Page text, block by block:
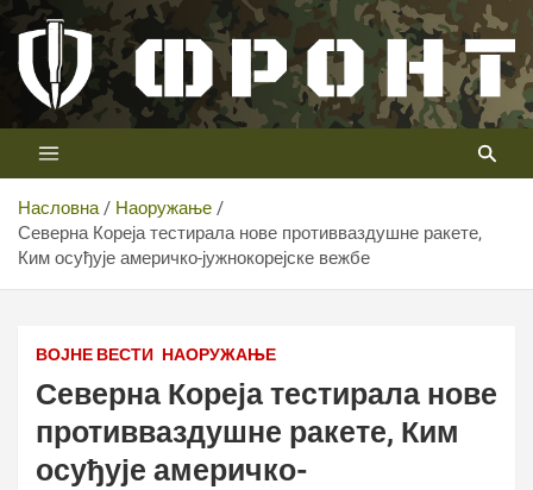
Скип
цонтент
Телевизија ФРОНТ
Први војни канал у Србији
Насловна
Наоружање
Северна Кореја тестирала нове противваздушне ракете,
Ким осуђује америчко-јужнокорејске вежбе
ВОЈНЕ ВЕСТИ НАОРУЖАЊЕ
Северна Кореја тестирала нове
противваздушне ракете, Ким
осуђује америчко-